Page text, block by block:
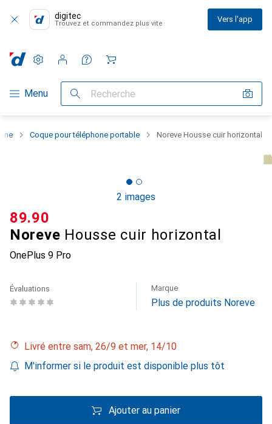
digitec
Trouvez et commandez plus vite Vers l'app
Navigation par catégorie
Menu Recherche
Paramètres
Compte client
Listes de comparaison
Listes d'envies
Panier
Coque pour téléphone portable Noreve Housse cuir horizontal
2 images
Noreve Housse cuir horizontal
OnePlus 9 Pro
CHF
89.90
Évaluations Marque
Plus de produits Noreve
Livré entre sam, 26/9 et mer, 14/10
M'informer si le produit est disponible plus tôt
Ajouter au panier